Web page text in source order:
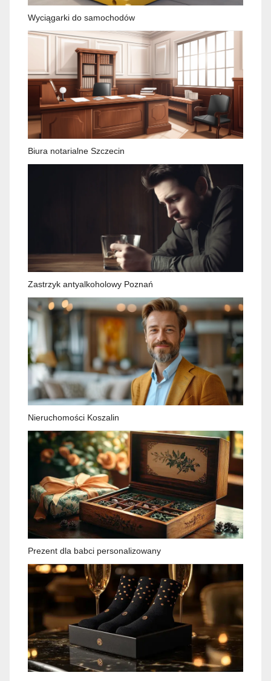
Wyciągarki do samochodów
Biura notarialne Szczecin
Zastrzyk antyalkoholowy Poznań
Nieruchomości Koszalin
Prezent dla babci personalizowany